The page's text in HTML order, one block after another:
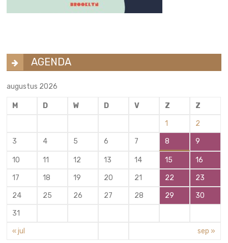
AGENDA
augustus 2026
M D W D V Z Z
1 2
3 4 5 6 7 8 9
10 11 12 13 14 15 16
17 18 19 20 21 22 23
24 25 26 27 28 29 30
31
« jul sep »